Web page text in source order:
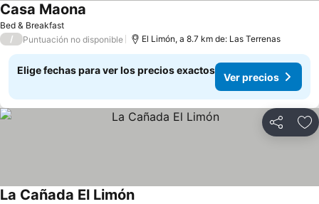
Bed & Breakfast
Casa Maona
/ Puntuación no disponible El Limón, a 8.7 km de: Las Terrenas
Elige fechas para ver los precios exactos
Ver precios
Compartir
La Cañada El Limón